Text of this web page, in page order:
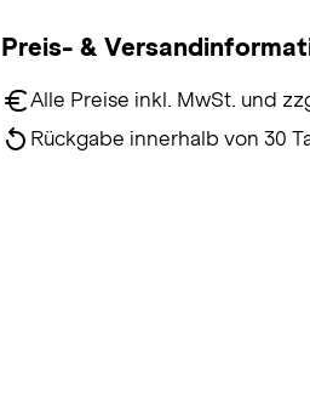
Preis- &
Alle Preise inkl. MwSt. und
Rückgabe innerhalb von 30